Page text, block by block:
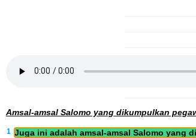
Amsal-amsal Salomo yang dikumpulkan
1 Juga ini adalah amsal-amsal Salomo yang